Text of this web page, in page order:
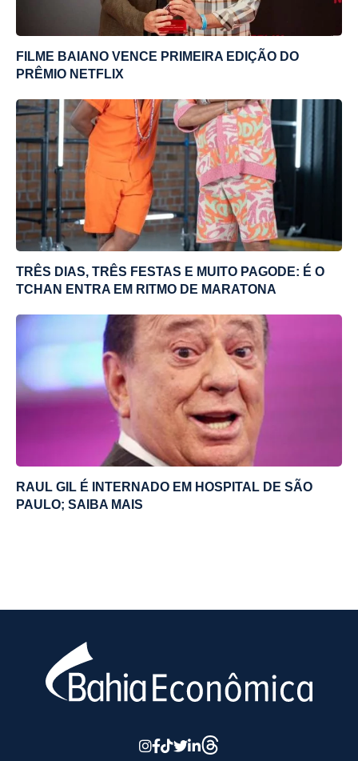
FILME BAIANO VENCE PRIMEIRA EDIÇÃO DO
PRÊMIO NETFLIX
TRÊS DIAS, TRÊS FESTAS E MUITO PAGODE: É O
TCHAN ENTRA EM RITMO DE MARATONA
RAUL GIL É INTERNADO EM HOSPITAL DE SÃO
PAULO; SAIBA MAIS